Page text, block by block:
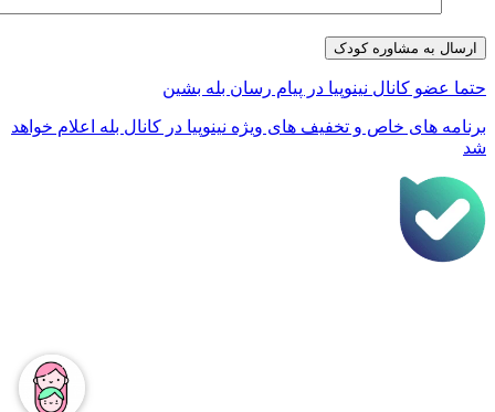
عضو کانال نینوپیا در پیام رسان بله بشین
های خاص و تخفیف های ویژه نینوپیا در کانال بله اعلام خواهد